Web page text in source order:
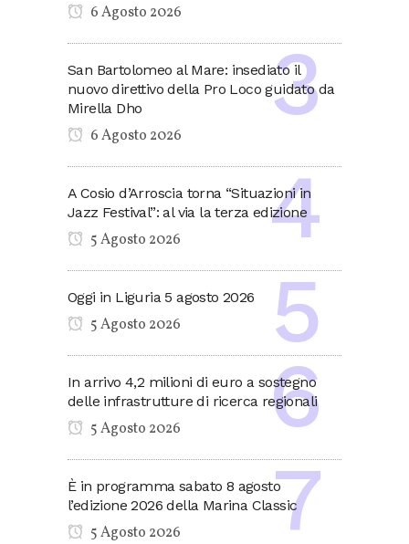
6 Agosto 2026
San Bartolomeo al Mare: insediato il
nuovo direttivo della Pro Loco guidato da
Mirella Dho
6 Agosto 2026
A Cosio d’Arroscia torna “Situazioni in
Jazz Festival”: al via la terza edizione
5 Agosto 2026
Oggi in Liguria 5 agosto 2026
5 Agosto 2026
In arrivo 4,2 milioni di euro a sostegno
delle infrastrutture di ricerca regionali
5 Agosto 2026
È in programma sabato 8 agosto
l’edizione 2026 della Marina Classic
5 Agosto 2026